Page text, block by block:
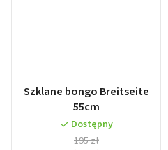
Szklane bongo Breitseite
55cm
Dostępny
195 zł